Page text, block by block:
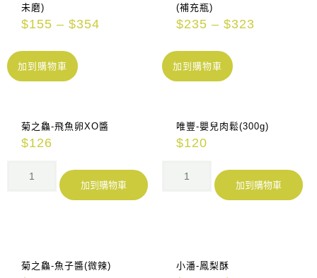
未磨)
$155 – $354
加到購物車
(補充瓶)
$235 – $323
加到購物車
菊之鱻-飛魚卵XO醬
$126
加到購物車
唯豐-嬰兒肉鬆(300g)
$120
加到購物車
菊之鱻-魚子醬(微辣) 小潘-鳳梨酥